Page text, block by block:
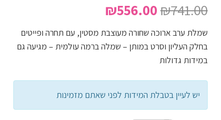
₪741.00 המחיר
היה:
₪741.00.
₪556.00
הוא:
₪556.00.
שמלת ערב ארוכה שחורה מעוצבת מסטין, עם תחרה ופייטים
בחלק העליון וסרט במותן – שמלה ברמה עולמית – מגיעה גם
במידות גדולות
יש לעיין בטבלת המידות לפני שאתם מזמינות